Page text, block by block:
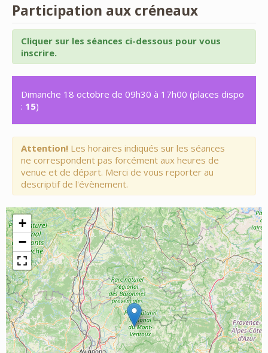
Participation aux créneaux
Cliquer sur les séances ci-dessous pour vous
inscrire.
Dimanche 18 octobre de 09h30 à 17h00 (places dispo
: 15)
Attention! Les horaires indiqués sur les séances
ne correspondent pas forcément aux heures de
venue et de départ. Merci de vous reporter au
descriptif de l'évènement.
+
−